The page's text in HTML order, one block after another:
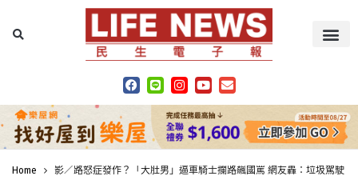
Home 影／路怒症發作？「大肚男」逼車騎士攔路飆國罵 網友轟：垃圾駕駛！